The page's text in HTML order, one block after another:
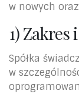
w nowych
1) Zakres
Spółka
w